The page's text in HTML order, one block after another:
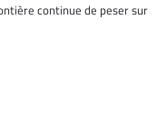
continue de peser sur